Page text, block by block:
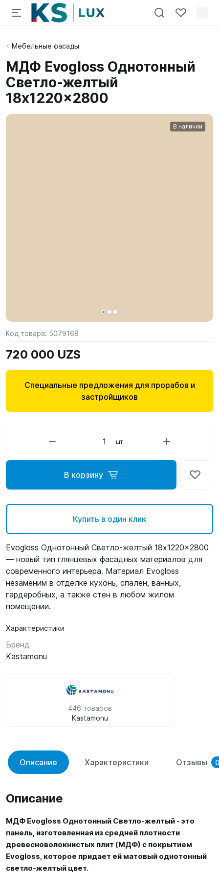
Мебельные фасады
МДФ Evogloss Однотонный
Светло-желтый
18x1220x2800
В наличии
Код товара: 5079168
720 000 UZS
Специальные предложения для прорабов и
застройщиков
шт
В корзину
Купить в один клик
Evogloss Однотонный Светло-желтый 18x1220x2800
— новый тип глянцевых фасадных материалов для
современного интерьера. Материал Evogloss
незаменим в отделке кухонь, спален, ванных,
гардеробных, а также стен в любом жилом
помещении.
Характеристики
Бренд
Kastamonu
446 товаров
Kastamonu
Описание Характеристики Отзывы 0
Описание
МДФ Evogloss Однотонный Светло-желтый - это
панель, изготовленная из средней плотности
древесноволокнистых плит (МДФ) с покрытием
Evogloss, которое придает ей матовый однотонный
светло-желтый цвет.